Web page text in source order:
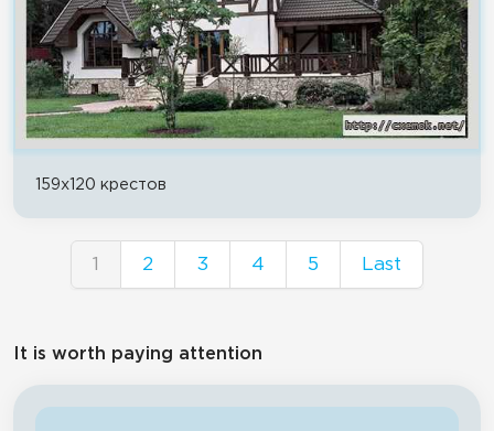
159x120 крестов
1 2 3 4 5 Last
It is worth paying attention